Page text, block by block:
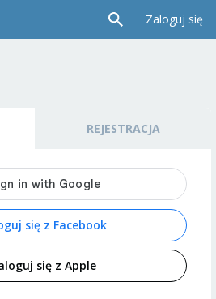
Zaloguj się
REJESTRACJA
się z Facebook
się z Apple